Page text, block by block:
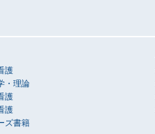
護
・理論
護
護
ズ書籍